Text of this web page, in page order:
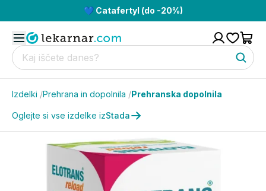
💙 Catafertyl (do -20%)
Izdelki /Prehrana in dopolnila /Prehranska dopolnila
Oglejte si vse izdelke izStada